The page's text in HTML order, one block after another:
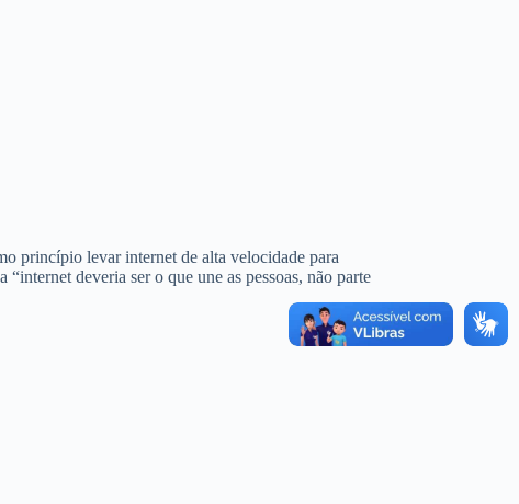
princípio levar internet de alta velocidade para
deveria ser o que une as pessoas, não parte